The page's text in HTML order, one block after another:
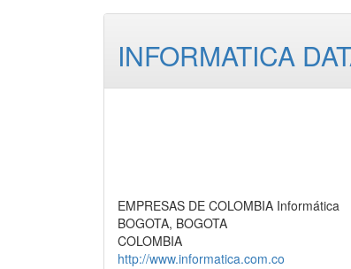
INFORMATICA
EMPRESAS DE COLOMBIA Informática
BOGOTA, BOGOTA
COLOMBIA
http://www.informatica.com.co